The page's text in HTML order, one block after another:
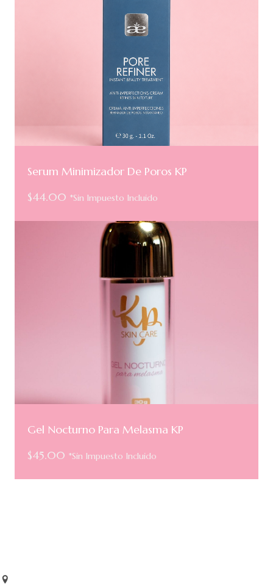
Serum Minimizador De Poros KP
$44.00 *Sin Impuesto Incluido
Gel Nocturno Para Melasma KP
$45.00 *Sin Impuesto Incluido